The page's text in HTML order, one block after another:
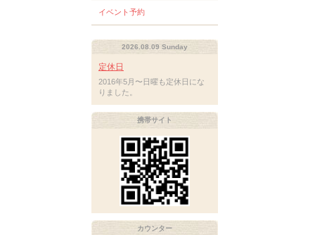
イベント予約
2026.08.09 Sunday
定休日
2016年5月〜日曜も定休日にな
りました。
携帯サイト
カウンター